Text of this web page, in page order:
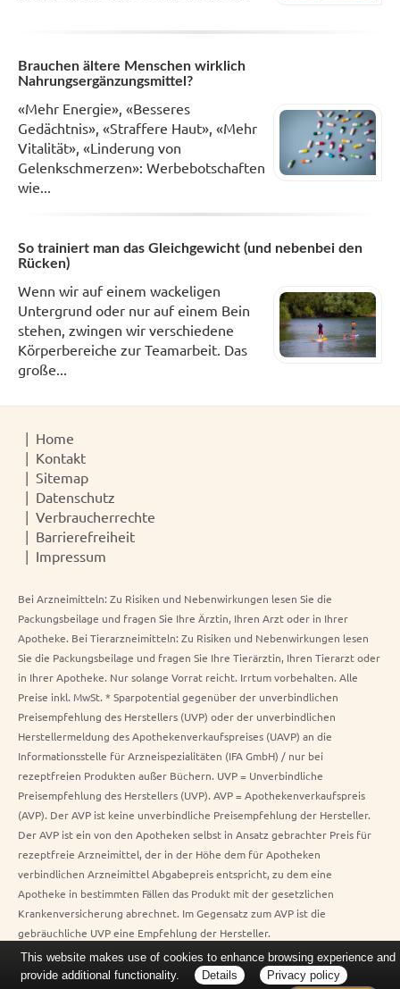
Brauchen ältere Menschen wirklich
Nahrungsergänzungsmittel?
«Mehr Energie», «Besseres
Gedächtnis», «Straffere Haut», «Mehr
Vitalität», «Linderung von
Gelenkschmerzen»: Werbebotschaften
wie...
So trainiert man das Gleichgewicht (und nebenbei den
Rücken)
Wenn wir auf einem wackeligen
Untergrund oder nur auf einem Bein
stehen, zwingen wir verschiedene
Körperbereiche zur Teamarbeit. Das
große...
Home
Kontakt
Sitemap
Datenschutz
Verbraucherrechte
Barrierefreiheit
Impressum
Bei Arzneimitteln: Zu Risiken und Nebenwirkungen lesen Sie die
Packungsbeilage und fragen Sie Ihre Ärztin, Ihren Arzt oder in Ihrer
Apotheke. Bei Tierarzneimitteln: Zu Risiken und Nebenwirkungen lesen
Sie die Packungsbeilage und fragen Sie Ihre Tierärztin, Ihren Tierarzt oder
in Ihrer Apotheke. Nur solange Vorrat reicht. Irrtum vorbehalten. Alle
Preise inkl. MwSt. * Sparpotential gegenüber der unverbindlichen
Preisempfehlung des Herstellers (UVP) oder der unverbindlichen
Herstellermeldung des Apothekenverkaufspreises (UAVP) an die
Informationsstelle für Arzneispezialitäten (IFA GmbH) / nur bei
rezeptfreien Produkten außer Büchern. UVP = Unverbindliche
Preisempfehlung des Herstellers (UVP). AVP = Apothekenverkaufspreis
(AVP). Der AVP ist keine unverbindliche Preisempfehlung der Hersteller.
Der AVP ist ein von den Apotheken selbst in Ansatz gebrachter Preis für
rezeptfreie Arzneimittel, der in der Höhe dem für Apotheken
verbindlichen Arzneimittel Abgabepreis entspricht, zu dem eine
Apotheke in bestimmten Fällen das Produkt mit der gesetzlichen
Krankenversicherung abrechnet. Im Gegensatz zum AVP ist die
gebräuchliche UVP eine Empfehlung der Hersteller.
This website makes use of cookies to enhance browsing experience and
provide additional functionality.
Details Privacy policy